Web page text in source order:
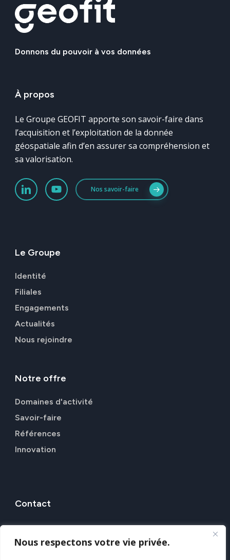
Nous respectons votre vie privée.
Donnons du pouvoir à vos données
À propos
Le Groupe GEOFIT apporte son savoir-faire dans
l’acquisition et l’exploitation de la donnée
géospatiale afin d’en assurer sa compréhension et
sa valorisation.
Nos savoir-faire
Le Groupe
Identité
Filiales
Engagements
Actualités
Nous rejoindre
Notre offre
Domaines d'activité
Savoir-faire
Références
Innovation
Contact
7 Rue Alfred Kastler, 44307 NANTES